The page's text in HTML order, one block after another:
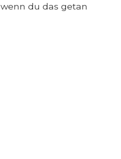
du das getan